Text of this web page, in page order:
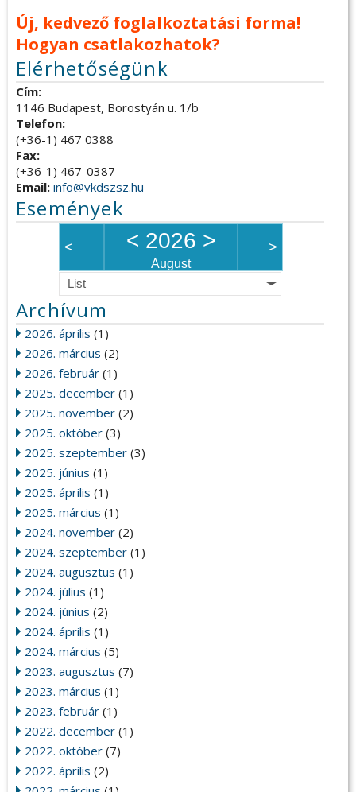
Új, kedvező foglalkoztatási forma!
Hogyan csatlakozhatok?
Elérhetőségünk
Cím:
1146 Budapest, Borostyán u. 1/b
Telefon:
(+36-1) 467 0388
Fax:
(+36-1) 467-0387
Email: info@vkdszsz.hu
Események
< < 2026 >
August
>
List
Archívum
2026. április (1)
2026. március (2)
2026. február (1)
2025. december (1)
2025. november (2)
2025. október (3)
2025. szeptember (3)
2025. június (1)
2025. április (1)
2025. március (1)
2024. november (2)
2024. szeptember (1)
2024. augusztus (1)
2024. július (1)
2024. június (2)
2024. április (1)
2024. március (5)
2023. augusztus (7)
2023. március (1)
2023. február (1)
2022. december (1)
2022. október (7)
2022. április (2)